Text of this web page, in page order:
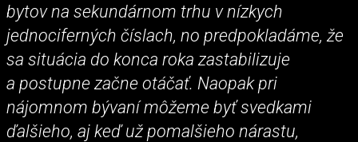
bytov na sekundárnom trhu v nízkych
jednociferných číslach, no predpokladáme, že
sa situácia do konca roka zastabilizuje
a postupne začne otáčať. Naopak pri
nájomnom bývaní môžeme byť svedkami
ďalšieho, aj keď už pomalšieho nárastu,